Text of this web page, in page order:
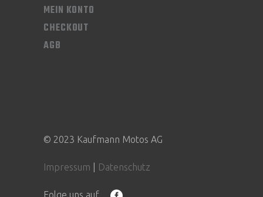
MEIN KONTO
CHECKOUT
AGB
© 2023 Kaufmann Motos AG
Impressum Datenschutz
Folge uns auf